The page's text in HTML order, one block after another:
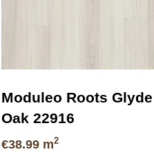
Moduleo Roots Glyde
Oak 22916
€38.99 m2